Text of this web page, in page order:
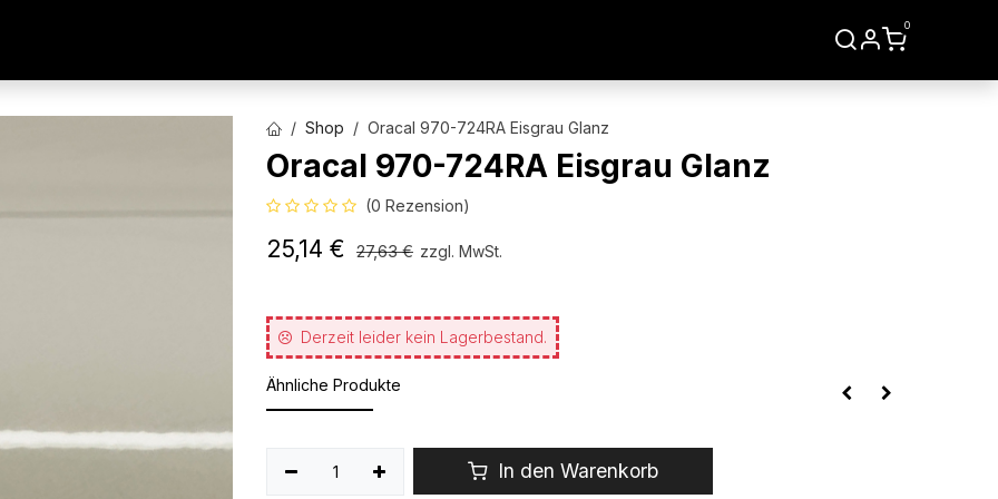
0
Shop Oracal 970-724RA Eisgrau Glanz
Oracal 970-724RA Eisgrau Glanz
(0 Rezension)
25,14 € 27,63€ zzgl. MwSt.
Derzeit leider kein Lagerbestand.
Ähnliche Produkte
In den Warenkorb